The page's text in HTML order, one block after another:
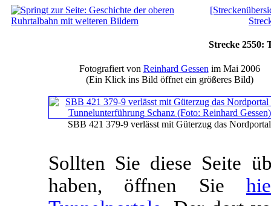
Strecke 2550:
Fotografiert von Reinhard Gessen im Mai 2006
(Ein Klick ins Bild öffnet ein größeres Bild)
SBB 421 379-9 verlässt mit Güterzug das Nordportal
Sollten Sie diese Seite
haben, öffnen Sie